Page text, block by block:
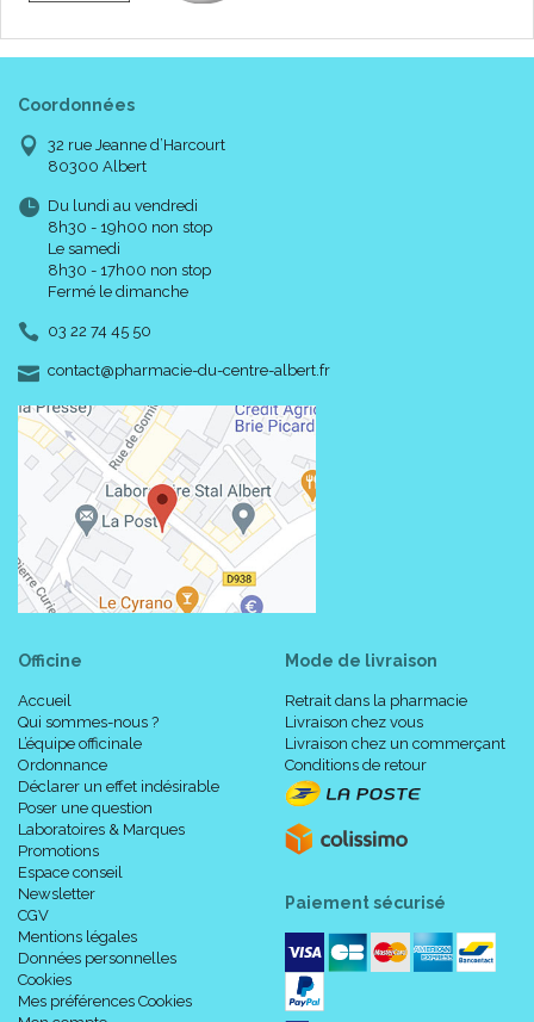
Coordonnées
32 rue Jeanne d’Harcourt
80300 Albert
Du lundi au vendredi
8h30 - 19h00 non stop
Le samedi
8h30 - 17h00 non stop
Fermé le dimanche
03 22 74 45 50
contact-
@-
pharmacie-du-centre-albert.fr
Officine
Accueil
Qui sommes-nous ?
L’équipe officinale
Ordonnance
Déclarer un effet indésirable
Poser une question
Laboratoires & Marques
Promotions
Espace conseil
Newsletter
CGV
Mentions légales
Données personnelles
Cookies
Mes préférences Cookies
Mode de livraison
Retrait dans la pharmacie
Livraison chez vous
Livraison chez un commerçant
Conditions de retour
Paiement sécurisé